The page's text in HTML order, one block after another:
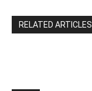
RELATED ARTICLES